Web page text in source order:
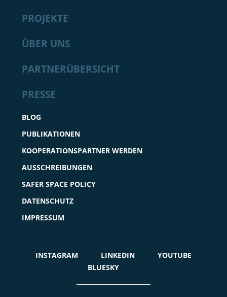
PROJEKTE
ÜBER UNS
PARTNERÜBERSICHT
PRESSE
BLOG
PUBLIKATIONEN
KOOPERATIONSPARTNER WERDEN
AUSSCHREIBUNGEN
SAFER SPACE POLICY
DATENSCHUTZ
IMPRESSUM
INSTAGRAM LINKEDIN
YOUTUBE
BLUESKY